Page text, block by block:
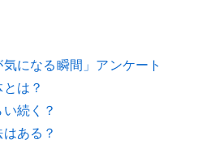
気になる瞬間」アンケート
は？
続く？
ある？